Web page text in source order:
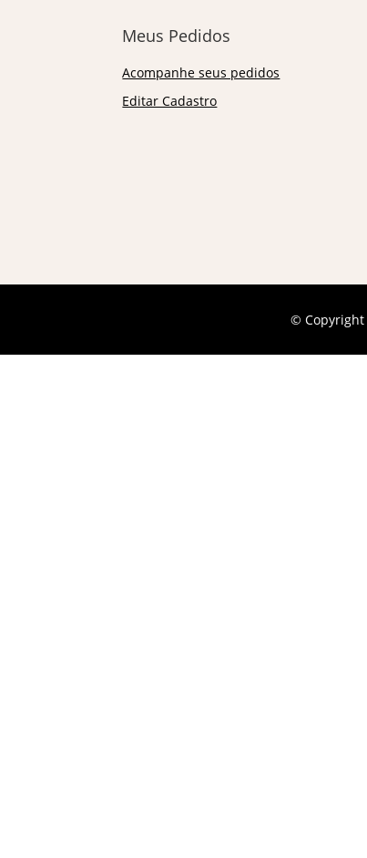
Meus Pedidos
Acompanhe seus pedidos
Editar Cadastro
© Copyright